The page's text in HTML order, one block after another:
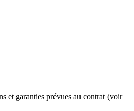
et garanties prévues au contrat (voir